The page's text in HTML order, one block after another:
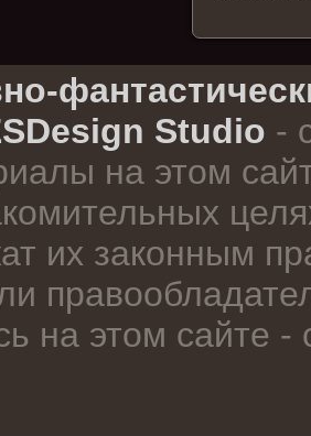
Studio -
на этом
их законным
на этом сайте